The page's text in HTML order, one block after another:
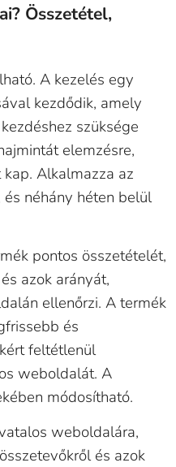
Összetétel,
A kezelés egy
kezdődik, amely
szüksége
elemzésre,
Alkalmazza az
néhány héten belül
pontos összetételét,
azok arányát,
ellenőrzi. A termék
és
feltétlenül
weboldalát. A
módosítható.
weboldalára,
és azok